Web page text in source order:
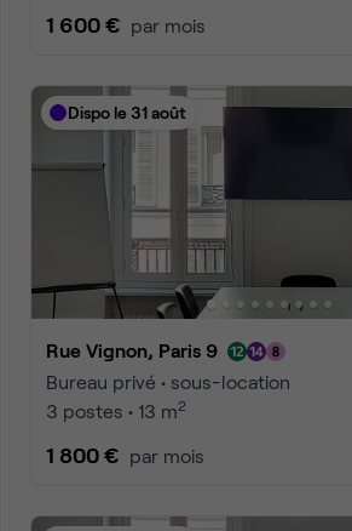
1 600 € par mois
Dispo le 31 août
Rue Vignon, Paris 9
Bureau privé • sous-location
3 postes • 13 m2
1 800 € par mois